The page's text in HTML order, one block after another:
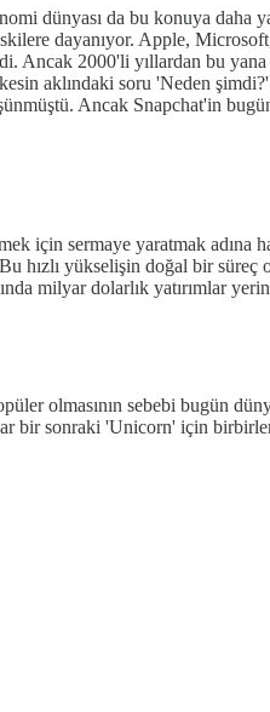
dünyası da bu konuya
dayanıyor. Apple,
Ancak 2000'li yıllardan bu
aklındaki soru 'Neden
Ancak Snapchat'in
için sermaye yaratmak adına
yükselişin doğal bir süreç
milyar dolarlık yatırımlar
olmasının sebebi bugün
bir sonraki 'Unicorn' için